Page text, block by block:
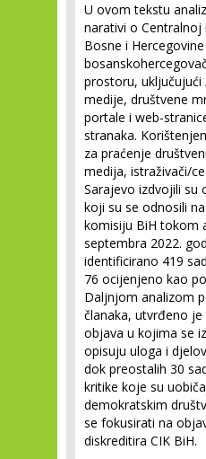
U ovom tekstu
narativi o
Bosne i
prostoru, uključujući
medije, društvene
portale i web-
stranaka.
za praćenje
medija, istraživači/
Sarajevo izdvojili su
koji su se odnosili
komisiju BiH tokom
septembra 2022.
identificirano 419
76 ocijenjeno kao
Daljnjom analizom
članaka, utvrđeno
objava u kojima se
opisuju uloga i
dok preostalih 30
kritike koje su
demokratskim
se fokusirati na
diskreditira CIK BiH.